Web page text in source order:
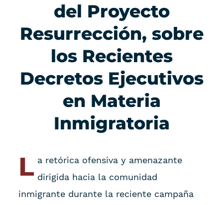
del Proyecto
Resurrección, sobre
los Recientes
Decretos Ejecutivos
en Materia
Inmigratoria
L a retórica ofensiva y amenazante
dirigida hacia la comunidad
inmigrante durante la reciente campaña